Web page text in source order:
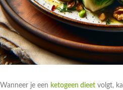
Wanneer je een ketogeen dieet volgt,